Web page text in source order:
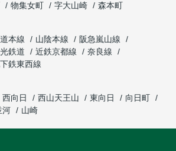
物集女町 字大山崎
森本町
本線 山陰本線
阪急嵐山線
鉄道 近鉄京都線
奈良線
鉄東西線
西向日 西山天王山 東向日
向日町
河 山崎